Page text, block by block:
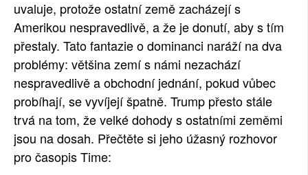
uvaluje, protože ostatní země zacházejí s
Amerikou nespravedlivě, a že je donutí, aby s tím
přestaly. Tato fantazie o dominanci naráží na dva
problémy: většina zemí s námi nezachází
nespravedlivě a obchodní jednání, pokud vůbec
probíhají, se vyvíjejí špatně. Trump přesto stále
trvá na tom, že velké dohody s ostatními zeměmi
jsou na dosah. Přečtěte si jeho úžasný rozhovor
pro časopis Time: